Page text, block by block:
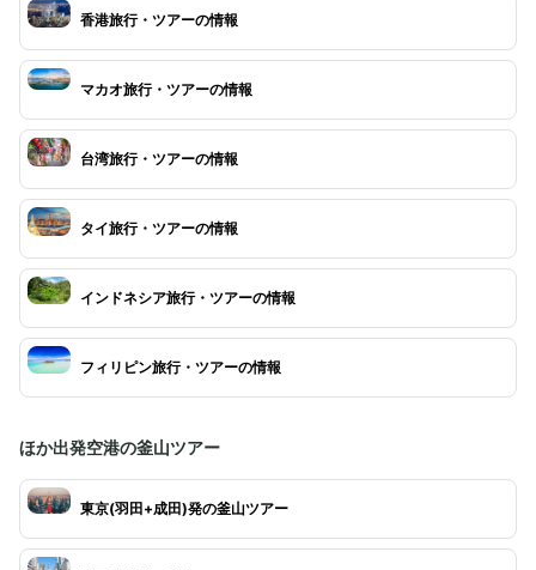
香港旅行・ツアーの情報
マカオ旅行・ツアーの情報
台湾旅行・ツアーの情報
タイ旅行・ツアーの情報
インドネシア旅行・ツアーの情報
フィリピン旅行・ツアーの情報
ほか出発空港の釜山ツアー
東京(羽田+成田)発の釜山ツアー